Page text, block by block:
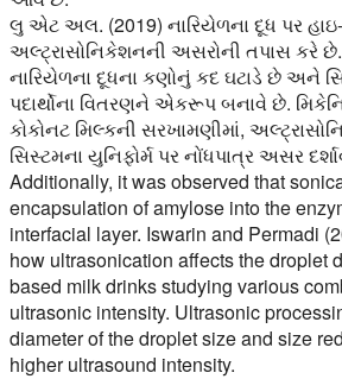
લુ એટ અલ. (2019) નારિયેળના દૂધ પર
અલ્ટ્રાસોનિકેશનની અસરોની તપાસ કરે
નારિયેળના દૂધના કણોનું કદ ઘટાડે છે અને
પદાર્થોના વિતરણને એકરૂપ બનાવે છે.
કોકોનટ મિલ્કની સરખામણીમાં,
સિસ્ટમના યુનિફોર્મ પર નોંધપાત્ર અસર
Additionally, it was observed that
encapsulation of amylose into the
interfacial layer. Iswarin and Permadi
how ultrasonication affects the droplet
based milk drinks studying various
ultrasonic intensity. Ultrasonic
diameter of the droplet size and size
higher ultrasound intensity.